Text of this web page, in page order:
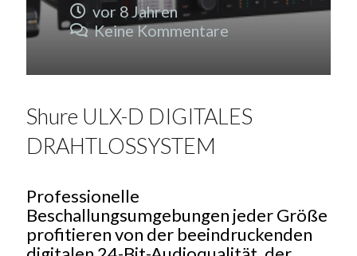
vor 8 Jahren
Keine Kommentare
Shure ULX-D DIGITALES
DRAHTLOSSYSTEM
Professionelle
Beschallungsumgebungen jeder Größe
profitieren von der beeindruckenden